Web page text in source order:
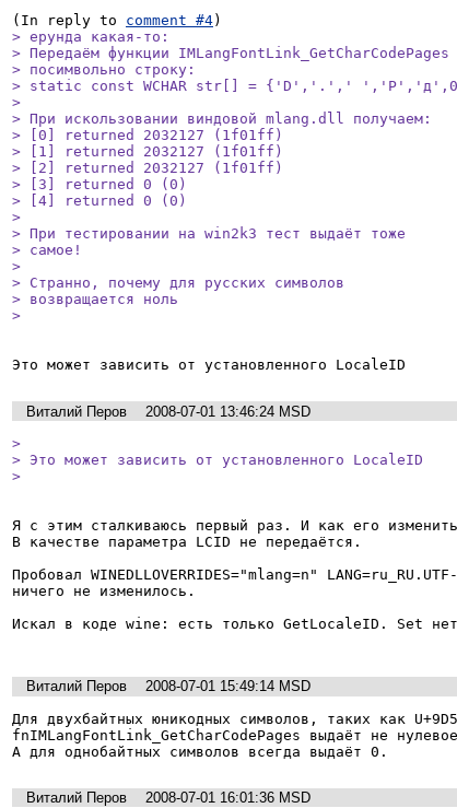
(In reply to comment #4
> ерунда какая-то:
> Передаём функции IMLangFontLink_GetCharCodePages
> посимвольно строку:
> static const WCHAR str[] = {'D','.','
>
> При искользовании виндовой mlang.dll получаем:
> [0] returned 2032127 (1f01ff)
> [1] returned 2032127 (1f01ff)
> [2] returned 2032127 (1f01ff)
> [3] returned 0 (0)
> [4] returned 0 (0)
>
> При тестировании на win2k3 тест выдаёт тоже
> самое!
>
> Странно, почему для русских символов
> возвращается ноль
>
Это может зависить от установленного LocaleID
Виталий Перов
2008-07-01 13:46:24 MSD
>
> Это может зависить от установленного LocaleID
>
Я с этим сталкиваюсь первый раз. И как его
В качестве параметра LCID не передаётся.
Пробовал WINEDLLOVERRIDES="mlang=n"
ничего не изменилось.
Искал в коде wine: есть только GetLocaleID. Set
Виталий Перов
2008-07-01 15:49:14 MSD
Для двухбайтных юникодных символов, таких как
fnIMLangFontLink_GetCharCodePages выдаёт не
А для однобайтных символов всегда выдаёт 0.
Виталий Перов
2008-07-01 16:01:36 MSD